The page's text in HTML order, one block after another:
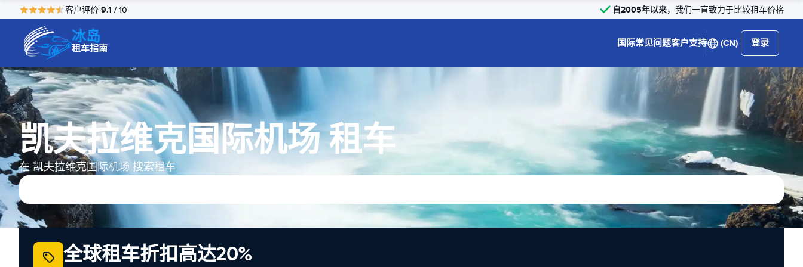
客户评价 9.1 / 10 自2005年以来，我们一直致力于比较租车价格
冰岛
租车指南 国际常见问题客户支持 (CN) 登录
凯夫拉维克国际机场 租车
在 凯夫拉维克国际机场 搜索租车
全球租车折扣高达20%